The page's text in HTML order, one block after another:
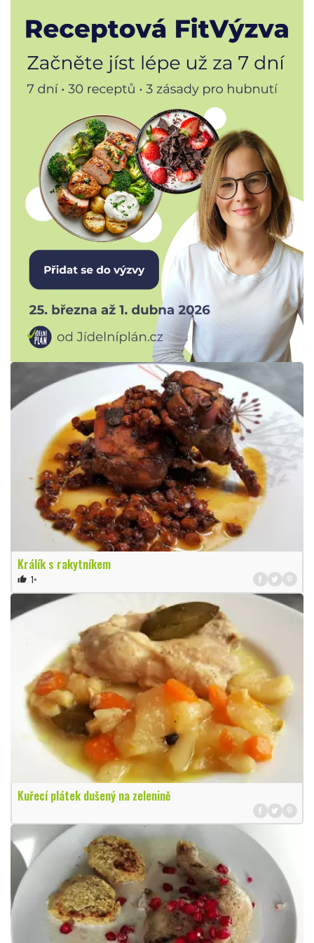
Králík s rakytníkem
thumb_up 1×
Kuřecí plátek dušený na zelenině